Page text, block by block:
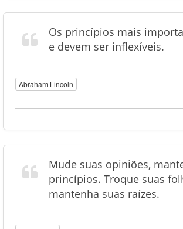
Os princípios mais
e devem ser inflexíveis.
Abraham Lincoln
Mude suas opiniões,
princípios. Troque suas
mantenha suas raízes.